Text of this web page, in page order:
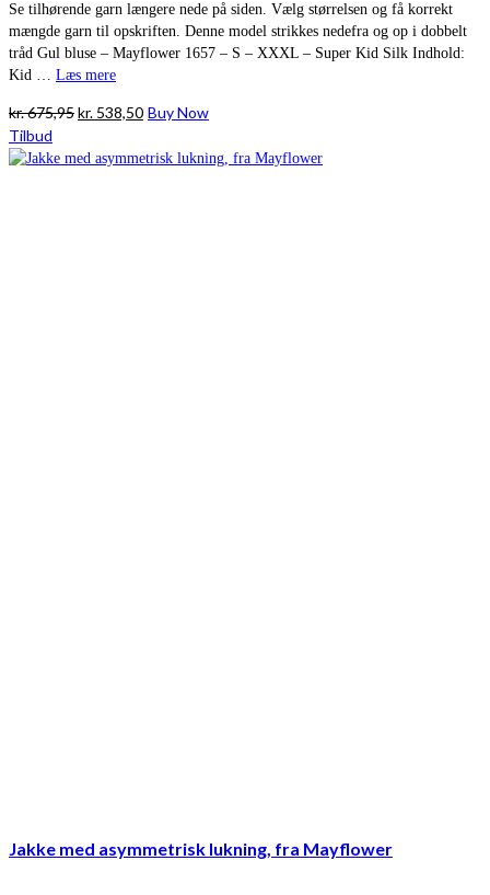
Se tilhørende garn længere nede på siden. Vælg størrelsen og få korrekt
mængde garn til opskriften. Denne model strikkes nedefra og op i dobbelt
tråd Gul bluse – Mayflower 1657 – S – XXXL – Super Kid Silk Indhold:
Kid … Læs mere
kr.675,95Den
pris
kr. 538,50Den
pris
Buy Now
Tilbud
Jakke med asymmetrisk lukning, fra Mayflower